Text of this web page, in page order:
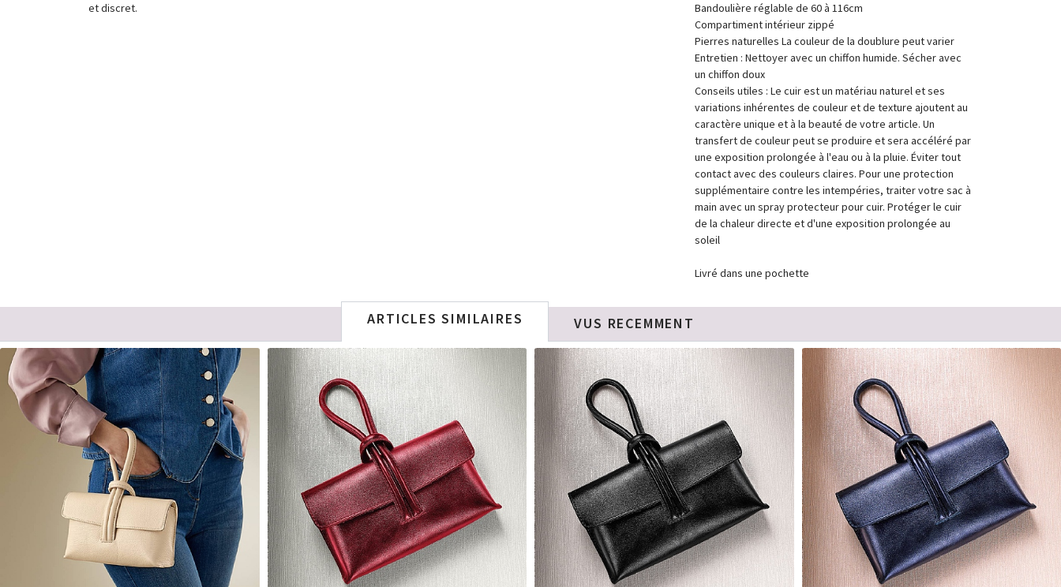
et discret.
Bandoulière réglable de 60 à 116cm
Compartiment intérieur zippé
Pierres naturelles La couleur de la doublure peut varier
Entretien : Nettoyer avec un chiffon humide. Sécher avec
un chiffon doux
Conseils utiles : Le cuir est un matériau naturel et ses
variations inhérentes de couleur et de texture ajoutent au
caractère unique et à la beauté de votre article. Un
transfert de couleur peut se produire et sera accéléré par
une exposition prolongée à l'eau ou à la pluie. Éviter tout
contact avec des couleurs claires. Pour une protection
supplémentaire contre les intempéries, traiter votre sac à
main avec un spray protecteur pour cuir. Protéger le cuir
de la chaleur directe et d'une exposition prolongée au
soleil
Livré dans une pochette
ARTICLES SIMILAIRES VUS RECEMMENT